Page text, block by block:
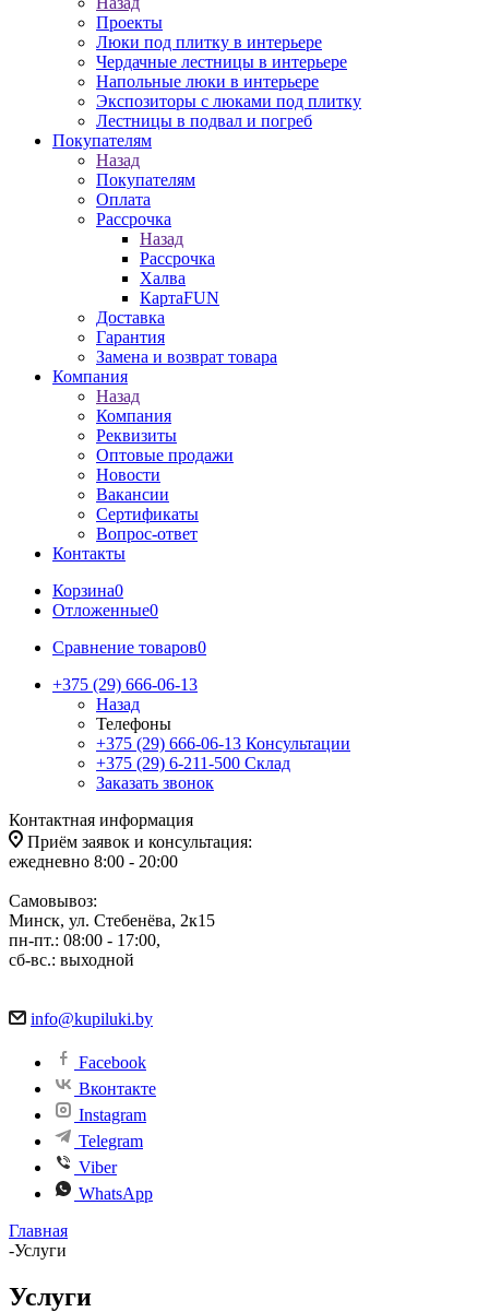
Проекты
Люки под плитку в интерьере
Чердачные лестницы в интерьере
Напольные люки в интерьере
Экспозиторы с люками под плитку
Лестницы в подвал и погреб
Покупателям
Назад
Покупателям
Оплата
Рассрочка
Назад
Рассрочка
Халва
КартаFUN
Доставка
Гарантия
Замена и возврат товара
Компания
Назад
Компания
Реквизиты
Оптовые продажи
Новости
Вакансии
Сертификаты
Вопрос-ответ
Контакты
Корзина0
Отложенные0
Сравнение товаров0
+375 (29) 666-06-13
Назад
Телефоны
+375 (29) 666-06-13 Консультации
+375 (29) 6-211-500 Склад
Заказать звонок
Контактная информация
Приём заявок и консультация:
ежедневно 8:00 - 20:00
Самовывоз:
Минск, ул. Стебенёва, 2к15
пн-пт.: 08:00 - 17:00,
сб-вс.: выходной
info@kupiluki.by
Facebook
Вконтакте
Instagram
Telegram
Viber
WhatsApp
Главная
-Услуги
Услуги